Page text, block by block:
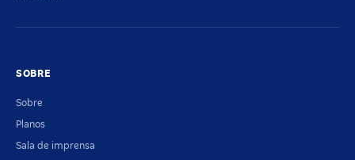
SOBRE
Sobre
Planos
Sala de imprensa